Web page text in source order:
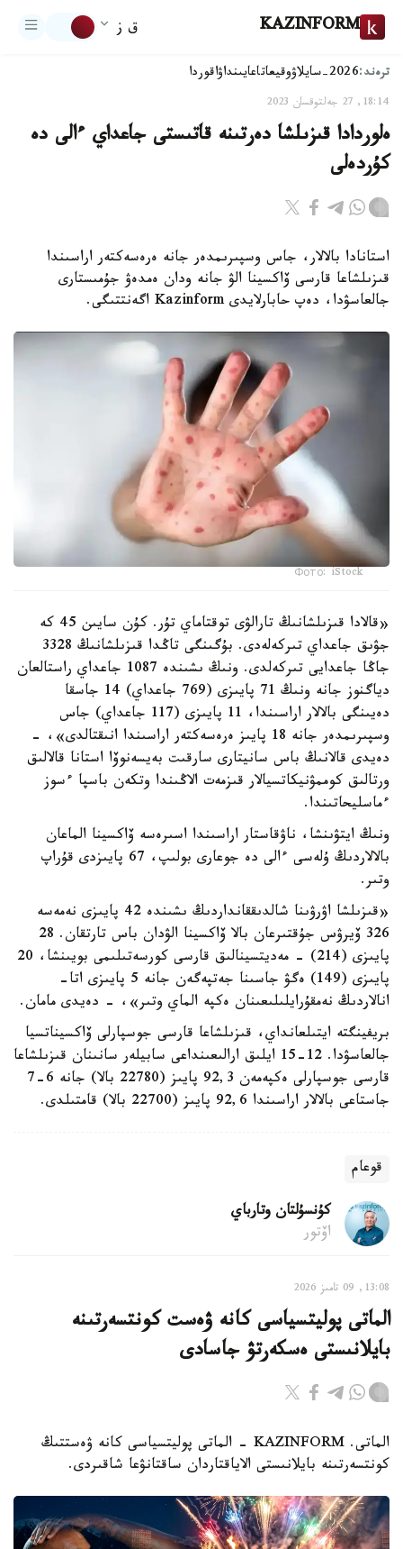
KAZINFORM ق ز
ترەند:2026-سايلاۋ وقيعاتاعايىنداۋاقوردا
18:14, 27 جەلتوقسان 2023
ەلوردادا قىزىلشا دەرتىنە قاتىستى جاعداي ءالى دە
كۇردەلى
استانادا بالالار، جاس وسپىرىمدەر جانە ەرەسەكتەر اراسىندا
قىزىلشاعا قارسى ۆاكسينا الۋ جانە ودان ەمدەۋ جۇمىستارى
جالعاسۋدا، دەپ حابارلايدى Kazinform اگەنتتىگى.
Фото: iStock
«قالادا قىزىلشانىڭ تارالۋى توقتاماي تۇر. كۇن سايىن 45 كە
جۋىق جاعداي تىركەلەدى. بۇگىنگى تاڭدا قىزىلشانىڭ 3328
جاڭا جاعدايى تىركەلدى. ونىڭ ىشىندە 1087 جاعداي راستالعان
دياگنوز جانە ونىڭ 71 پايىزى (769 جاعداي) 14 جاسقا
دەيىنگى بالالار اراسىندا، 11 پايىزى (117 جاعداي) جاس
وسپىرىمدەر جانە 18 پايىز ەرەسەكتەر اراسىندا انىقتالدى»، -
دەيدى قالانىڭ باس سانيتارى سارقىت بەيسەنوۆا استانا قالالىق
ورتالىق كوممۋنيكاتسيالار قىزمەت الاڭىندا وتكەن باسپا ءسوز
ءماسليحاتىندا.
ونىڭ ايتۋىنشا، ناۋقاستار اراسىندا اسىرەسە ۆاكسينا الماعان
بالالاردىڭ ۇلەسى ءالى دە جوعارى بولىپ، 67 پايىزدى قۇراپ
وتىر.
«قىزىلشا اۋرۋىنا شالدىققانداردىڭ ىشىندە 42 پايىزى نەمەسە
326 ۆيرۋس جۇقتىرعان بالا ۆاكسينا الۋدان باس تارتقان. 28
پايىزى (214) - مەديتسينالىق قارسى كورسەتىلىمى بويىنشا، 20
پايىزى (149) ەگۋ جاسىنا جەتپەگەن جانە 5 پايىزى اتا-
انالاردىڭ نەمقۇرايلىلىعىنان ەكپە الماي وتىر»، - دەيدى مامان.
بريفينگتە ايتىلعانداي، قىزىلشاعا قارسى جوسپارلى ۆاكسيناتسيا
جالعاسۋدا. 12-15 ايلىق ارالىعىنداعى سابيلەر سانىنان قىزىلشاعا
قارسى جوسپارلى ەكپەمەن 92,3 پايىز (22780 بالا) جانە 6-7
جاستاعى بالالار اراسىندا 92,6 پايىز (22700 بالا) قامتىلدى.
قوعام
كۇنسۇلتان وتارباي
اۆتور
13:08, 09 تامىز 2026
الماتى پوليتسياسى كانە ۋەست كونتسەرتىنە
بايلانىستى ەسكەرتۋ جاسادى
الماتى. KAZINFORM - الماتى پوليتسياسى كانە ۋەستتىڭ
كونتسەرتىنە بايلانىستى الاياقتاردان ساقتانۋعا شاقىردى.